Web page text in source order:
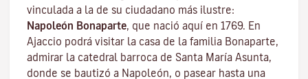
vinculada a la de su ciudadano más ilustre:
Napoleón Bonaparte, que nació aquí en 1769. En
Ajaccio podrá visitar la casa de la familia Bonaparte,
admirar la catedral barroca de Santa María Asunta,
donde se bautizó a Napoleón, o pasear hasta una